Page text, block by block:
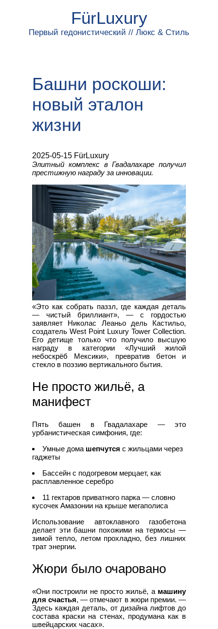
FürLuxury
Первый гедонистический // Люкс & Стиль
Башни роскоши:
новый эталон
жизни
2025-05-15 FürLuxury
Элитный комплекс в Гвадалахаре получил
престижную награду за инновации.
«Это как собрать паззл, где каждая деталь
— чистый бриллиант», — с гордостью
заявляет Николас Леаньо дель Кастильо,
создатель West Point Luxury Tower Collection.
Его детище только что получило высшую
награду в категории «Лучший жилой
небоскрёб Мексики», превратив бетон и
стекло в поэзию вертикального бытия.
Не просто жильё, а
манифест
Пять башен в Гвадалахаре — это
урбанистическая симфония, где:
Умные дома шепчутся с жильцами через
гаджеты
Бассейн с подогревом мерцает, как
расплавленное серебро
11 гектаров приватного парка — словно
кусочек Амазонии на крыше мегаполиса
Использование автоклавного газобетона
делает эти башни похожими на термосы —
зимой тепло, летом прохладно, без лишних
трат энергии.
Жюри было очаровано
«Они построили не просто жильё, а машину
для счастья, — отмечают в жюри премии. —
Здесь каждая деталь, от дизайна лифтов до
состава краски на стенах, продумана как в
швейцарских часах».